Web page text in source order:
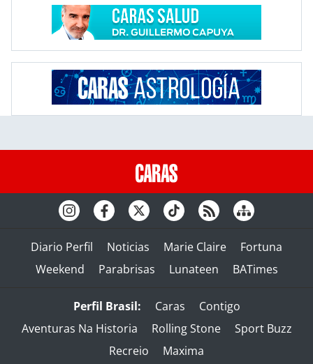
Diario Perfil Noticias Marie Claire
Fortuna
Weekend
Parabrisas Lunateen BATimes
Perfil Brasil: Caras
Contigo
Aventuras Na Historia
Rolling Stone
Sport Buzz
Recreio
Maxima